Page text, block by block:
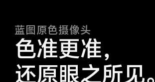
蓝图原色摄像头
色准更准，
还原眼之所见。